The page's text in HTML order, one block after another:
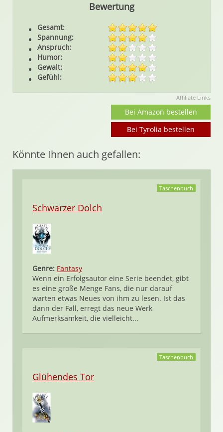
Bewertung
Gesamt:
Spannung:
Anspruch:
Humor:
Gewalt:
Gefühl:
Affiliate Links
Bei Amazon bestellen
Bei Tyrolia bestellen
Könnte Ihnen auch gefallen:
Taschenbuch
Schwarzer Dolch
Genre: Fantasy
Wenn ein Erfolgsautor eine Serie beendet, gibt
es eine große Menge Fans, die nur darauf
warten etwas Neues von ihm zu lesen. Ist das
dann der Fall, erregt das neue Werk
Aufmerksamkeit, die vielleicht...
Taschenbuch
Glühendes Tor